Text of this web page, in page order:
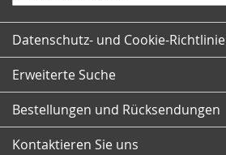
sich
für
Newsletter
an:
Datenschutz- und Cookie-Richtlinie
Erweiterte Suche
Bestellungen und Rücksendungen
Kontaktieren Sie uns